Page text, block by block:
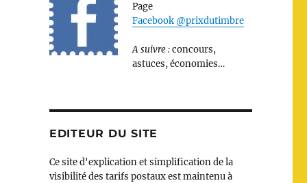
Page
Facebook @prixdutimbre
A suivre :concours,
astuces, économies…
EDITEUR DU SITE
Ce site d'explication et simplification de la
visibilité des tarifs postaux est maintenu à